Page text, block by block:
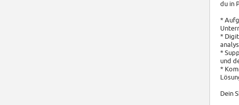
du in
*
*
*
und
*
Dein